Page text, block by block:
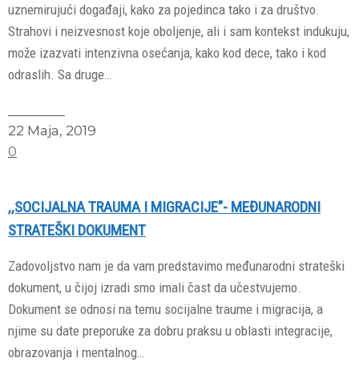
uznemirujući događaji, kako za pojedinca tako i za društvo.
Strahovi i neizvesnost koje oboljenje, ali i sam kontekst indukuju,
može izazvati intenzivna osećanja, kako kod dece, tako i kod
odraslih. Sa druge…
22 Maja, 2019
0
,,SOCIJALNA TRAUMA I MIGRACIJE”- MEĐUNARODNI
STRATEŠKI DOKUMENT
Zadovoljstvo nam je da vam predstavimo međunarodni strateški
dokument, u čijoj izradi smo imali čast da učestvujemo.
Dokument se odnosi na temu socijalne traume i migracija, a
njime su date preporuke za dobru praksu u oblasti integracije,
obrazovanja i mentalnog…